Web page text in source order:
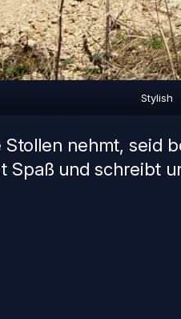
Stylish
nehmt, seid
und schreibt